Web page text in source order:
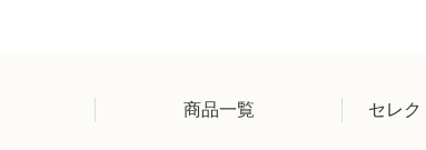
商品一覧 セレ